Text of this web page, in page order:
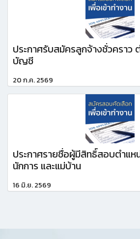
ประกาศรับสมัครลูกจ้างชั่วคราว
บัญชี
20 ก.ค. 2569
ประกาศรายชื่อผู้มีสิทธิ์สอบตำแ
นักการ และแม่บ้าน
16 มิ.ย. 2569